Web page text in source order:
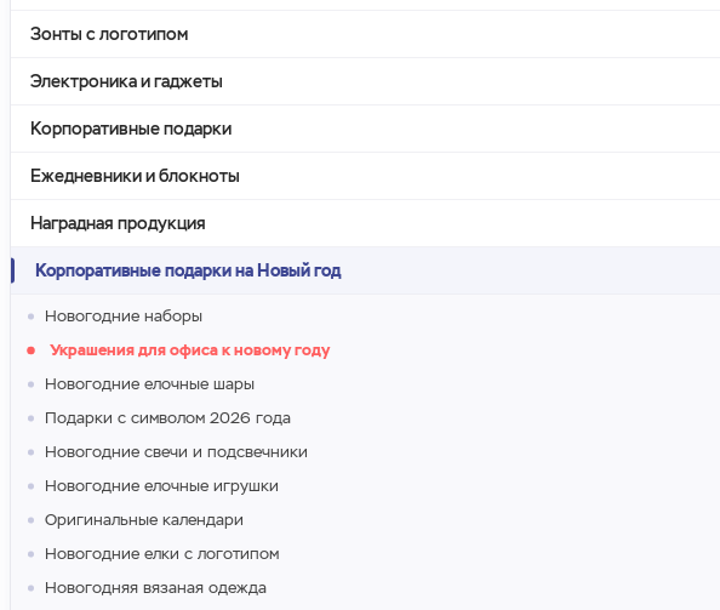
Зонты с логотипом
Электроника и гаджеты
Корпоративные подарки
Ежедневники и блокноты
Наградная продукция
Корпоративные подарки на Новый год
Новогодние наборы
Украшения для офиса к новому году
Новогодние елочные шары
Подарки с символом 2026 года
Новогодние свечи и подсвечники
Новогодние елочные игрушки
Оригинальные календари
Новогодние елки с логотипом
Новогодняя вязаная одежда